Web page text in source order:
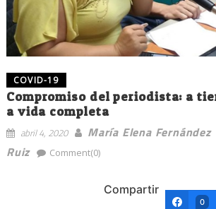
COVID-19
Compromiso del periodista: a
a vida completa
abril 4, 2020
María Elena Fernández
Ruiz
Comment(0)
Compartir
0